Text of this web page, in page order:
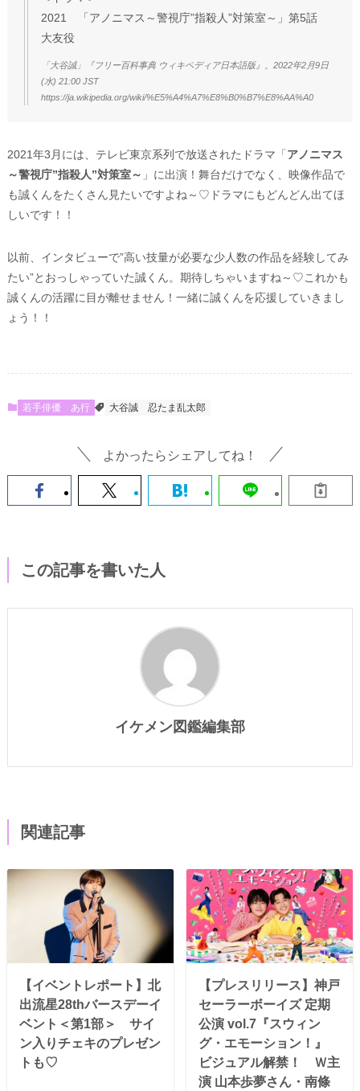
2021 「アノニマス～警視庁”指殺人”対策室～」第5話
大友役
「大谷誠」『フリー百科事典 ウィキペディア日本語版』。2022年2月9日
(水) 21:00 JST
https://ja.wikipedia.org/wiki/%E5%A4%A7%E8%B0%B7%E8%AA%A0
2021年3月には、テレビ東京系列で放送されたドラマ「 アノニマス
～警視庁”指殺人”対策室～ 」に出演！舞台だけでなく、映像作品で
も誠くんをたくさん見たいですよね～♡ドラマにもどんどん出てほ
しいです！！
以前、インタビューで”高い技量が必要な少人数の作品を経験してみ
たい”とおっしゃっていた誠くん。期待しちゃいますね～♡これかも
誠くんの活躍に目が離せません！一緒に誠くんを応援していきまし
ょう！！
若手俳優 あ行 大谷誠 忍たま乱太郎
よかったらシェアしてね！
この記事を書いた人
イケメン図鑑編集部
関連記事
【イベントレポート】北
出流星28thバースデーイ
ベント＜第1部＞ サイ
ン入りチェキのプレゼン
トも♡
【プレスリリース】神戸
セーラーボーイズ 定期
公演 vol.7『スウィン
グ・エモーション！』
ビジュアル解禁！ Ｗ主
演 山本歩夢さん・南條